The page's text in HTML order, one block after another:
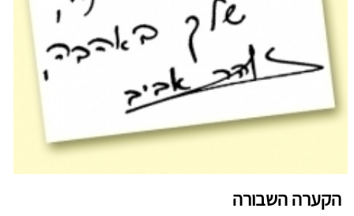
הקערה השבורה